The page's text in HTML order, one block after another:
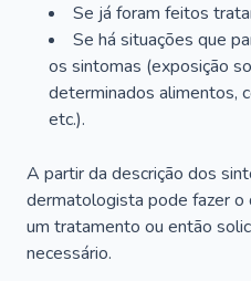
Se já foram feitos
Se há situações que
os sintomas (exposição
determinados alimentos,
etc.).
A partir da descrição dos
dermatologista pode fazer o
um tratamento ou então
necessário.